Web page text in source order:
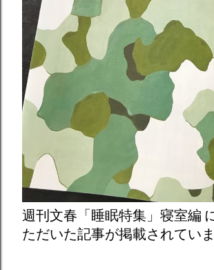
週刊文春「睡眠特集」寝室編
ただいた記事が掲載されてい